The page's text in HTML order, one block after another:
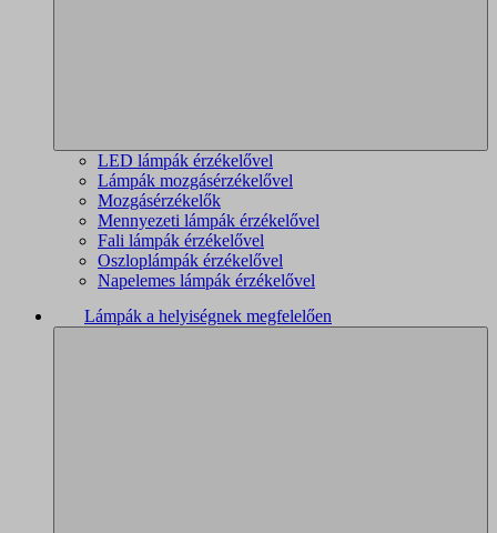
LED lámpák érzékelővel
Lámpák mozgásérzékelővel
Mozgásérzékelők
Mennyezeti lámpák érzékelővel
Fali lámpák érzékelővel
Oszloplámpák érzékelővel
Napelemes lámpák érzékelővel
Lámpák a helyiségnek megfelelően